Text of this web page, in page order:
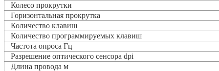
Колесо прокрутки
Горизонтальная прокрутка
Количество клавиш
Количество программируемых клавиш
Частота опроса Гц
Разрешение оптического сенсора dpi
Длина провода м